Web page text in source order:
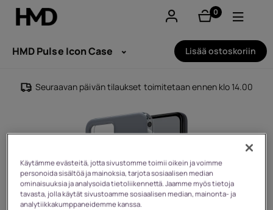
0
tuotteet
Smartphones
Perinteiset puhelimet
Lisävarusteet
Tarjoukset
HMD Pulse Icon Case Lisää ostoskoriin
Seuraavan päivän tilaukset toimitetaan ennen klo 14.00
Käytämme evästeitä, jotta sivustomme toimii oikein ja voimme
personoida sisältöä ja mainoksia, tarjota sosiaalisen median
ominaisuuksia ja analysoida tietoliikennettä. Jaamme myös tietoja
tavasta, jolla käytät sivustoamme sosiaalisen median, mainonta- ja
analytiikkakumppaneidemme kanssa.